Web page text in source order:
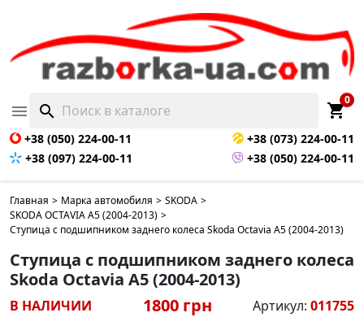
 search shopping_cart
0
+38 (050) 224-00-11
+38 (073) 224-00-11
+38 (097) 224-00-11
+38 (050) 224-00-11
Главная > Марка автомобиля > SKODA >
SKODA OCTAVIA A5 (2004-2013) >
Ступица с подшипником заднего колеса Skoda Octavia A5 (2004-2013)
Ступица с подшипником заднего колеса
Skoda Octavia A5 (2004-2013)
В НАЛИЧИИ 1800 грн Артикул: 011755